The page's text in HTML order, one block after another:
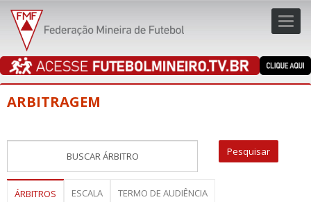
ARBITRAGEM
ÁRBITROS ESCALA TERMO DE AUDIÊNCIA